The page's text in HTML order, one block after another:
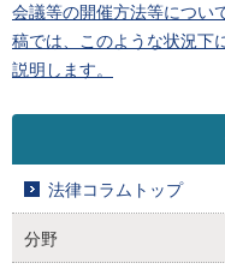
会議等の開催方法等につい
稿では、このような状況下
説明します。
法律コラムトップ
分野